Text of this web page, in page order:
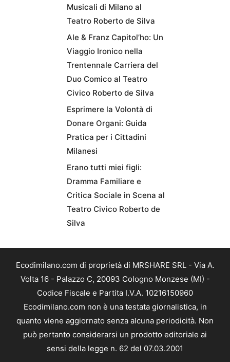
Musicali di Milano al
Teatro Roberto de Silva
Ale & Franz Capitol’ho: Un
Viaggio Ironico nella
Trentennale Carriera del
Duo Comico al Teatro
Civico Roberto de Silva
Esprimere la Volontà di
Donare Organi: Guida
Pratica per i Cittadini
Milanesi
Erano tutti miei figli:
Dramma Familiare e
Critica Sociale in Scena al
Teatro Civico Roberto de
Silva
Ecodimilano.com di proprietà di MRSHARE SRL - Via A.
Volta 16 - Palazzo C, 20093 Cologno Monzese (MI) -
Codice Fiscale e Partita I.V.A. 10216150960
Ecodimilano.com non è una testata giornalistica, in
quanto viene aggiornato senza alcuna periodicità. Non
può pertanto considerarsi un prodotto editoriale ai
sensi della legge n. 62 del 07.03.2001